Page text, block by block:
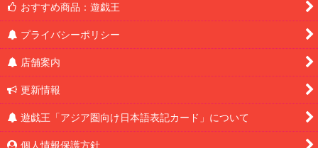
おすすめ商品：遊戯王
プライバシーポリシー
店舗案内
更新情報
遊戯王「アジア圏向け日本語表記カード」について
個人情報保護方針